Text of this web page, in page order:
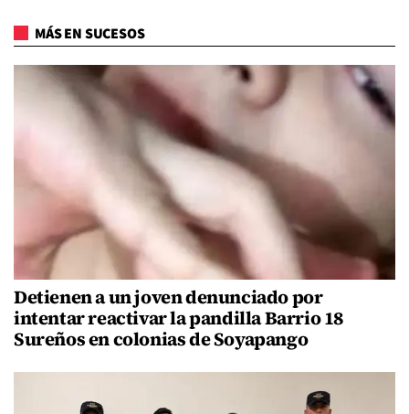
MÁS EN SUCESOS
Detienen a un joven denunciado por
intentar reactivar la pandilla Barrio 18
Sureños en colonias de Soyapango